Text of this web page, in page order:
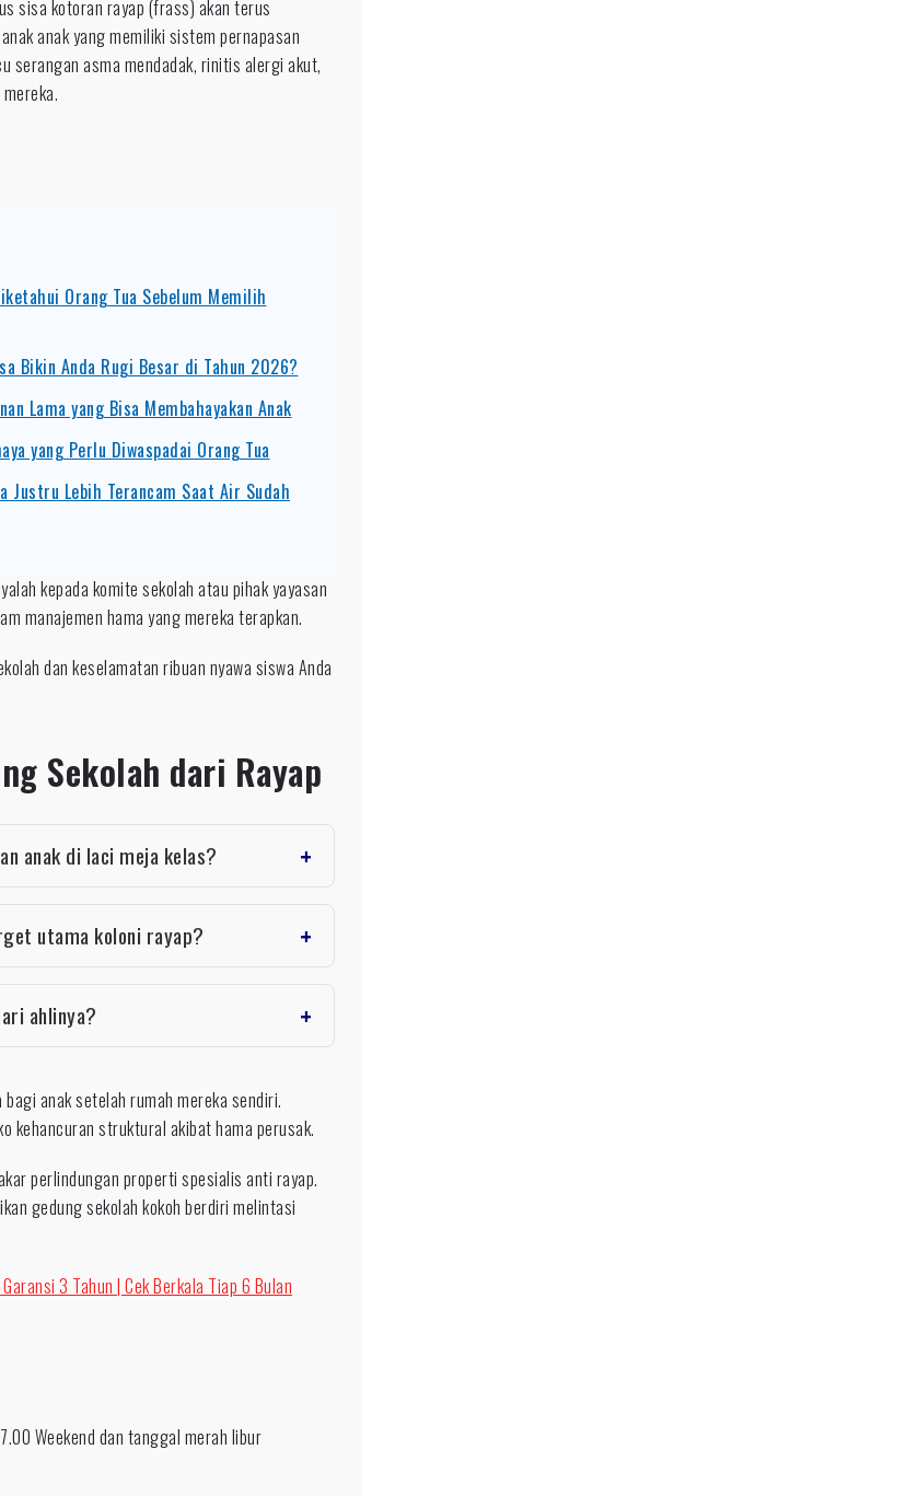
sisa kotoran rayap (frass) akan terus
anak yang memiliki sistem pernapasan
serangan asma mendadak, rinitis alergi akut,
Orang Tua Sebelum Memilih
Bikin Anda Rugi Besar di Tahun 2026?
Lama yang Bisa Membahayakan Anak
yang Perlu Diwaspadai Orang Tua
Justru Lebih Terancam Saat Air Sudah
kepada komite sekolah atau pihak yayasan
manajemen hama yang mereka terapkan.
dan keselamatan ribuan nyawa siswa Anda
Sekolah dari Rayap
anak di laci meja kelas?
utama koloni rayap?
ahlinya?
anak setelah rumah mereka sendiri.
kehancuran struktural akibat hama perusak.
perlindungan properti spesialis anti rayap.
gedung sekolah kokoh berdiri melintasi
3 Tahun | Cek Berkala Tiap 6 Bulan
Weekend dan tanggal merah libur